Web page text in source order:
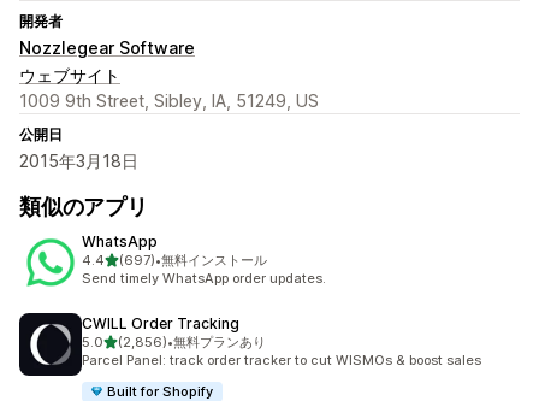
開発者
Nozzlegear Software
ウェブサイト
1009 9th Street, Sibley, IA, 51249, US
公開日
2015年3月18日
類似のアプリ
WhatsApp
4.45つ星中
(697)
合計レビュー数：697件
•無料インストール
Send timely WhatsApp order updates.
CWILL Order Tracking
5.05つ星中
(2,856)
合計レビュー数：2856件
•無料プランあり
Parcel Panel: track order tracker to cut WISMOs & boost sales
Built for Shopify